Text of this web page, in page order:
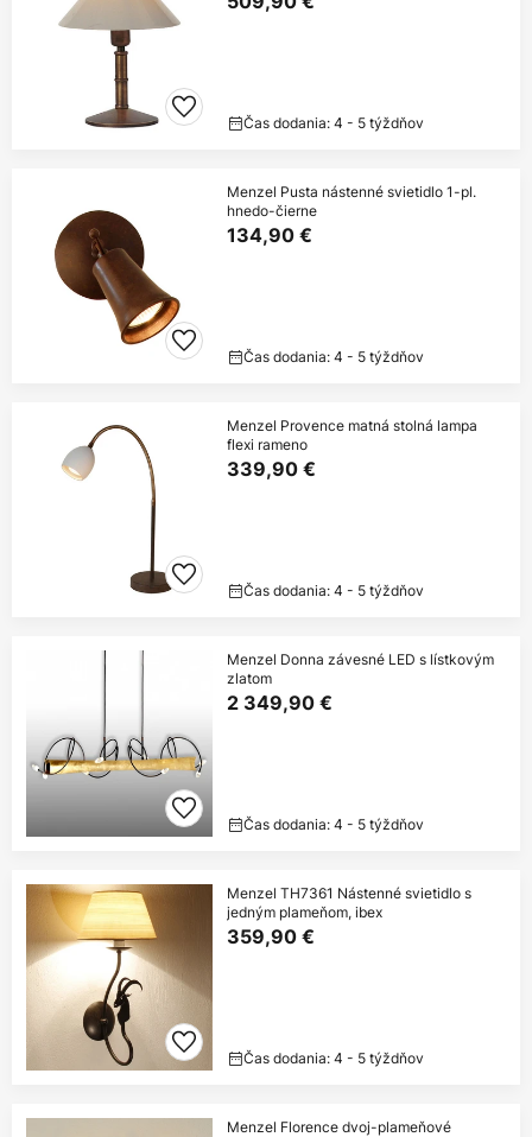
Čas dodania: 4 - 5 týždňov
Menzel Pusta nástenné svietidlo 1-pl.
hnedo-čierne
134,90 €
Čas dodania: 4 - 5 týždňov
Menzel Provence matná stolná lampa
flexi rameno
339,90 €
Čas dodania: 4 - 5 týždňov
Menzel Donna závesné LED s lístkovým
zlatom
2 349,90 €
Čas dodania: 4 - 5 týždňov
Menzel TH7361 Nástenné svietidlo s
jedným plameňom, ibex
359,90 €
Čas dodania: 4 - 5 týždňov
Menzel Florence dvoj-plameňové